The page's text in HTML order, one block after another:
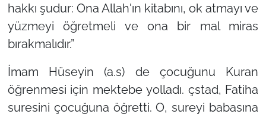
hakkı şudur: Ona Allah'ın kitabını, ok atmayı ve
yüzmeyi öğretmeli ve ona bir mal miras
bırakmalıdır.”
İmam Hüseyin (a.s) de çocuğunu Kuran
öğrenmesi için mektebe yolladı. çstad, Fatiha
suresini çocuğuna öğretti. O, sureyi babasına